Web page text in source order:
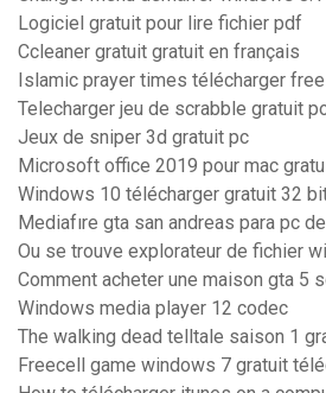
Logiciel gratuit pour lire fichier pdf
Ccleaner gratuit gratuit en français
Islamic prayer times télécharger free
Telecharger jeu de scrabble gratuit
Jeux de sniper 3d gratuit pc
Microsoft office 2019 pour mac
Windows 10 télécharger gratuit 32
Mediafıre gta san andreas para pc
Ou se trouve explorateur de fichier
Comment acheter une maison gta 5
Windows media player 12 codec
The walking dead telltale saison 1
Freecell game windows 7 gratuit